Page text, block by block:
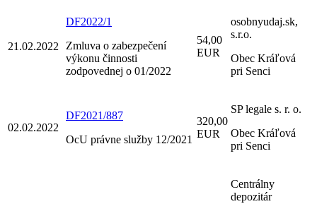
21.02.2022
DF2022/1
Zmluva o zabezpečení
výkonu činnosti
zodpovednej o 01/2022
54,00
EUR
osobnyudaj.sk,
s.r.o.
Obec Kráľová
pri Senci
02.02.2022
DF2021/887
OcU právne služby 12/2021
320,00
EUR
SP legale s. r. o.
Obec Kráľová
pri Senci
Centrálny
depozitár